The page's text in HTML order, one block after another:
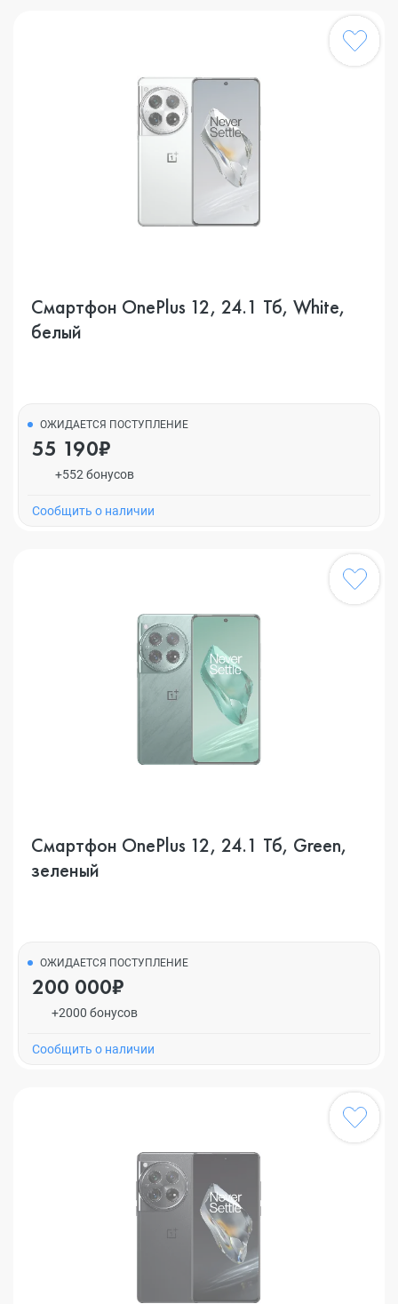
Смартфон OnePlus 12, 24.1 Тб, White,
белый
ОЖИДАЕТСЯ ПОСТУПЛЕНИЕ
55 190₽
+552 бонусов
Cообщить о наличии
Смартфон OnePlus 12, 24.1 Тб, Green,
зеленый
ОЖИДАЕТСЯ ПОСТУПЛЕНИЕ
200 000₽
+2000 бонусов
Cообщить о наличии